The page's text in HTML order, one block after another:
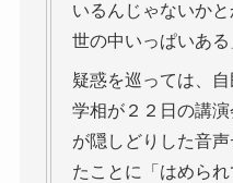
いるんじゃないか
世の中いっぱいある
疑惑を巡っては、
学相が２２日の講
が隠しどりした音
たことに「はめら